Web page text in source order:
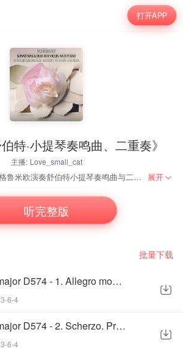
打开APP
特·小提琴奏鸣曲、二重奏》
主播: Love_small_cat
这张专辑是小提琴大师格鲁米欧演奏舒伯特小提琴奏鸣曲与二重奏。与他合作的是一位敏锐、细致玲珑的钢琴家Veyron-Lacroix，他俩在演奏中仿如好友般侃侃而谈、温馨细腻，是不折不扣的室内乐最高表现。格鲁米欧在曲中的每一乐句，音色变化丰富，令人耳不暇接，而Veyron-Lacroix演奏的精雕细琢，同样扣人心弦。这三首轻盈、美丽而迷人的小提琴奏鸣曲，是舒伯特19岁时的作品。二重奏是舒伯特在20岁所写的，规模较小奏鸣曲宏大，格鲁米欧的演绎也因而变得紧凑和富有生机，诙谐曲尤其光辉灿烂。这是一张演录俱佳，无论艺术性和娱乐性皆臻满分的好唱片，追求者甚众。 展开
听完整版
批量下载
01. Duo in A major D574 - 1. Allegro moderato
6-4
02. Duo in A major D574 - 2. Scherzo. Presto
6-4